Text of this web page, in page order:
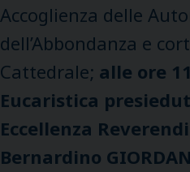
Accoglienza delle
dell’Abbondanza e
Cattedrale; alle ore
Eucaristica
Eccellenza
Bernardino